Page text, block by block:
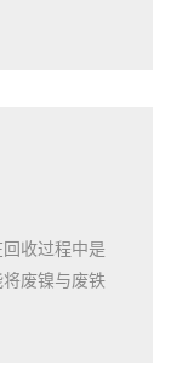
收过程中是
废镍与废铁